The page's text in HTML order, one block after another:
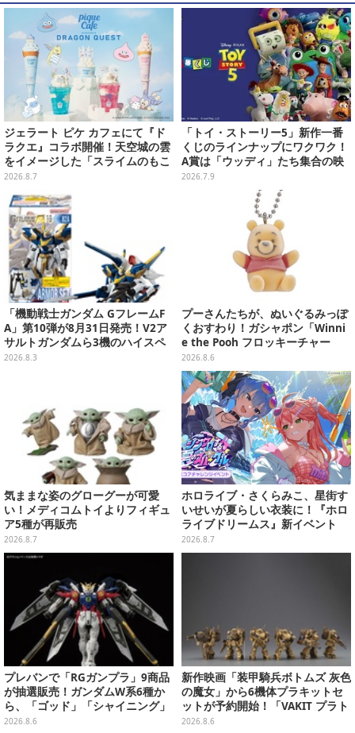
ジェラート ピケ カフェにて『ド
ラクエ』コラボ開催！天空城の雲
をイメージした「スライムのもこ
もこ天空クレープ」などを提供
2026.8.7
「トイ・ストーリー5」新作一番
くじのラインナップにワクワク！
A賞は「ウッディ」たち集合の映
画記念フィギュア
2026.7.9
「機動戦士ガンダム GフレームF
A」第10弾が8月31日発売！V2ア
サルトガンダムら3機のハイスペ
ック可動フィギュア
2026.8.3
プーさんたちが、ぬいぐるみっぽ
くおすわり！ガシャポン「Winni
e the Pooh フロッキーチャー
ム」ふわふわでどれも可愛い全4
種
2026.8.6
気ままな姿のグローグーが可愛
い！メディコムトイよりフィギュ
ア5種が再販売
2026.8.7
ホロライブ・さくらみこ、星街す
いせいが夏らしい衣装に！『ホロ
ライブドリームス』新イベント
「シンクロする夏のスパークル」
開幕
2026.8.7
プレバンで「RGガンプラ」9商品
が抽選販売！ガンダムW系6種か
ら、「ゴッド」「シャイニング」
まで
2026.8.6
新作映画「装甲騎兵ボトムズ 灰色
の魔女」から6機体プラキットセ
ットが予約開始！「VAKIT プラト
ーン」第1弾、各部関節可動仕様
2026.8.6